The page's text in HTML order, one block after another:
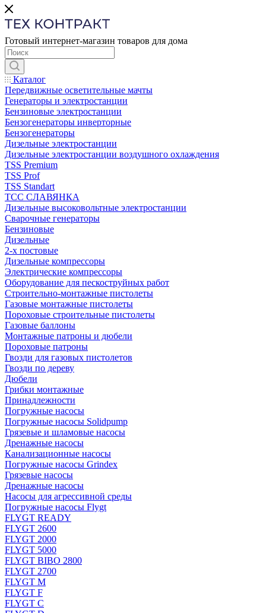
Готовый интернет-магазин товаров для дома
Каталог
Передвижные осветительные мачты
Генераторы и электростанции
Бензиновые электростанции
Бензогенераторы инверторные
Бензогенераторы
Дизельные электростанции
Дизельные электростанции воздушного охлаждения
TSS Premium
TSS Prof
TSS Standart
ТСС СЛАВЯНКА
Дизельные высоковольтные электростанции
Сварочные генераторы
Бензиновые
Дизельные
2-х постовые
Дизельные компрессоры
Электрические компрессоры
Оборудование для пескоструйных работ
Строительно-монтажные пистолеты
Газовые монтажные пистолеты
Пороховые строительные пистолеты
Газовые баллоны
Монтажные патроны и дюбели
Пороховые патроны
Гвозди для газовых пистолетов
Гвозди по дереву
Дюбели
Грибки монтажные
Принадлежности
Погружные насосы
Погружные насосы Solidpump
Грязевые и шламовые насосы
Дренажные насосы
Канализационные насосы
Погружные насосы Grindex
Грязевые насосы
Дренажные насосы
Насосы для агрессивной среды
Погружные насосы Flygt
FLYGT READY
FLYGT 2600
FLYGT 2000
FLYGT 5000
FLYGT BIBO 2800
FLYGT 2700
FLYGT M
FLYGT F
FLYGT C